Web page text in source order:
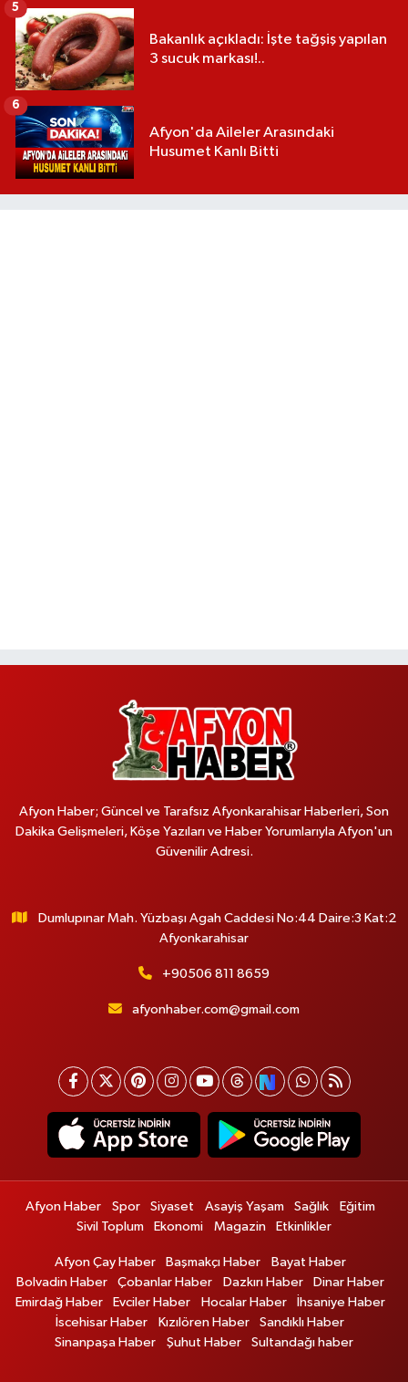
Bakanlık açıkladı: İşte tağşiş yapılan
3 sucuk markası!..
5
Afyon'da Aileler Arasındaki
Husumet Kanlı Bitti
6
Afyon Haber; Güncel ve Tarafsız Afyonkarahisar Haberleri, Son
Dakika Gelişmeleri, Köşe Yazıları ve Haber Yorumlarıyla Afyon'un
Güvenilir Adresi.
Dumlupınar Mah. Yüzbaşı Agah Caddesi No:44 Daire:3 Kat:2
Afyonkarahisar
+90506 811 8659
afyonhaber.com@gmail.com
Afyon Haber Spor Siyaset Asayiş Yaşam Sağlık
Eğitim
Sivil Toplum
Ekonomi Magazin Etkinlikler
Afyon Çay Haber Başmakçı Haber
Bayat Haber
Bolvadin Haber
Çobanlar Haber Dazkırı Haber
Dinar Haber
Emirdağ Haber
Evciler Haber Hocalar Haber
İhsaniye Haber
İscehisar Haber
Kızılören Haber
Sandıklı Haber
Sinanpaşa Haber
Şuhut Haber Sultandağı haber